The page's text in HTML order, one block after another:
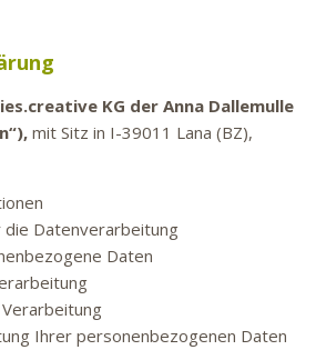
KG der Anna Dallemulle
mit Sitz in I-39011 Lana (BZ),
Datenverarbeitung
Daten
Ihrer personenbezogenen Daten